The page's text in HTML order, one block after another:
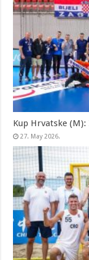
Kup Hrvatske
27. May 2026.